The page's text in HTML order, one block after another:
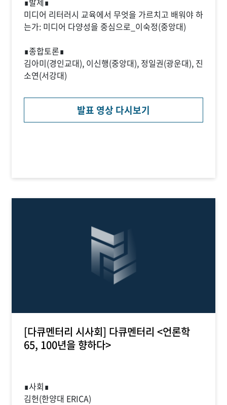
미디어 리터러시 교육에서 무엇을 가르치고 배워야 하
는가: 미디어 다양성을 중심으로_이숙정(중앙대)
∎종합토론∎
김아미(경인교대), 이신행(중앙대), 정일권(광운대), 진
소연(서강대)
발표 영상 다시보기
[다큐멘터리 시사회] 다큐멘터리 <언론학
65, 100년을 향하다>
∎사회∎
김헌(한양대 ERICA)